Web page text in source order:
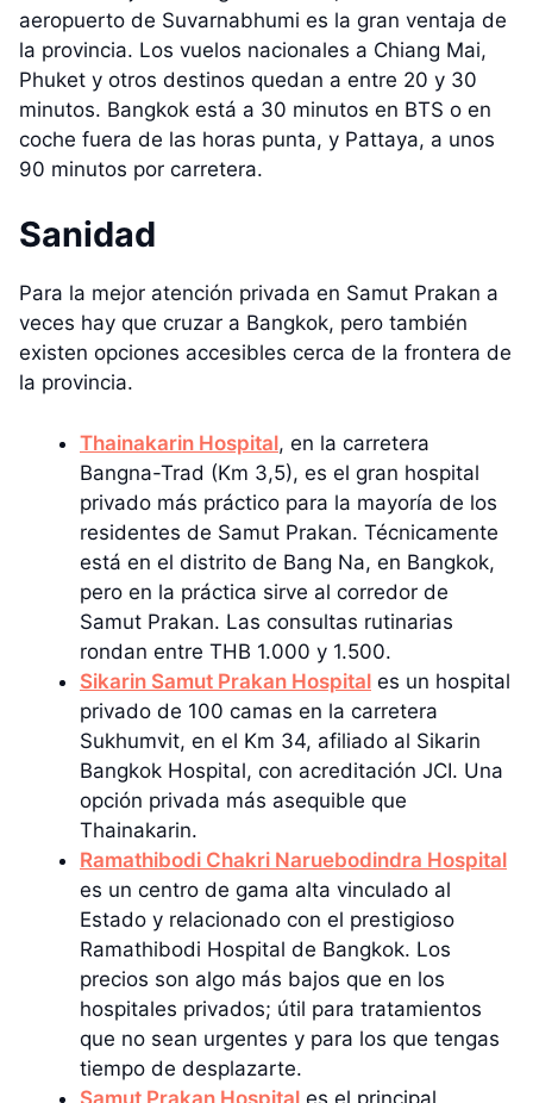
aeropuerto de Suvarnabhumi es la gran ventaja de
la provincia. Los vuelos nacionales a Chiang Mai,
Phuket y otros destinos quedan a entre 20 y 30
minutos. Bangkok está a 30 minutos en BTS o en
coche fuera de las horas punta, y Pattaya, a unos
90 minutos por carretera.
Sanidad
Para la mejor atención privada en Samut Prakan a
veces hay que cruzar a Bangkok, pero también
existen opciones accesibles cerca de la frontera de
la provincia.
Thainakarin Hospital, en la carretera
Bangna-Trad (Km 3,5), es el gran hospital
privado más práctico para la mayoría de los
residentes de Samut Prakan. Técnicamente
está en el distrito de Bang Na, en Bangkok,
pero en la práctica sirve al corredor de
Samut Prakan. Las consultas rutinarias
rondan entre THB 1.000 y 1.500.
Sikarin Samut Prakan Hospital es un hospital
privado de 100 camas en la carretera
Sukhumvit, en el Km 34, afiliado al Sikarin
Bangkok Hospital, con acreditación JCI. Una
opción privada más asequible que
Thainakarin.
Ramathibodi Chakri Naruebodindra Hospital
es un centro de gama alta vinculado al
Estado y relacionado con el prestigioso
Ramathibodi Hospital de Bangkok. Los
precios son algo más bajos que en los
hospitales privados; útil para tratamientos
que no sean urgentes y para los que tengas
tiempo de desplazarte.
Samut Prakan Hospital es el principal